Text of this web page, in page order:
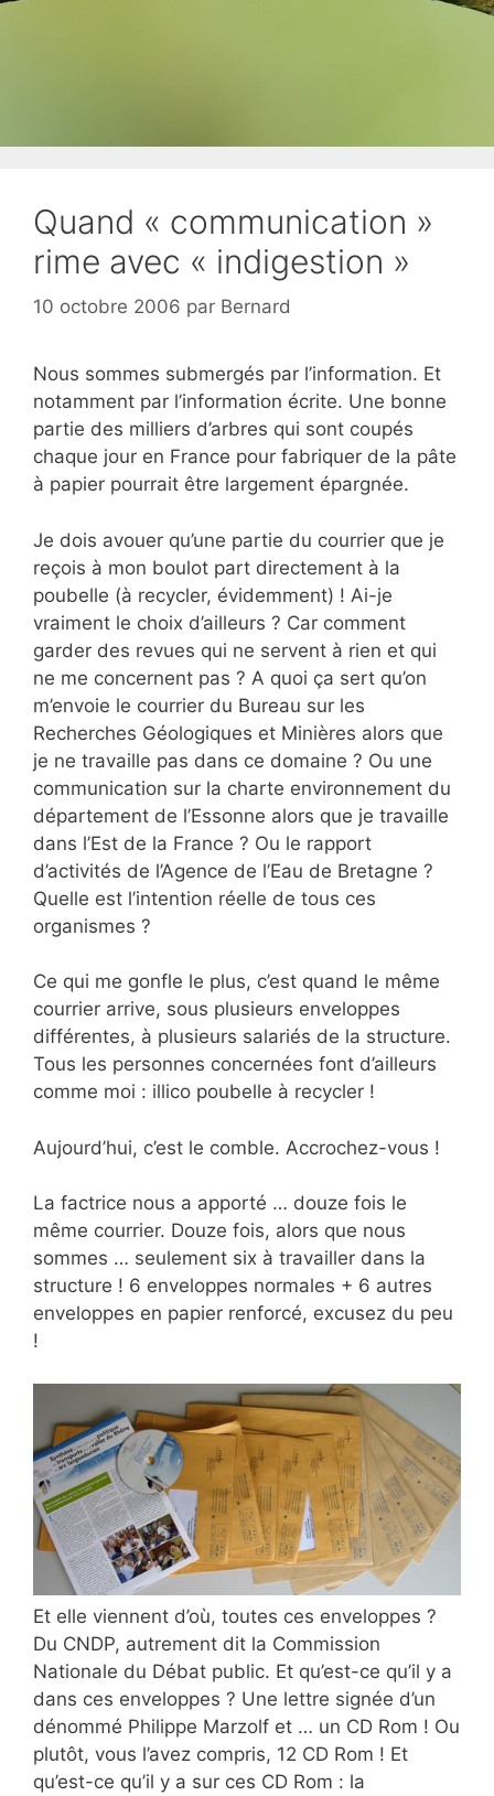
Quand « communication »
rime avec « indigestion »
10 octobre 2006 par Bernard
Nous sommes submergés par l’information. Et
notamment par l’information écrite. Une bonne
partie des milliers d’arbres qui sont coupés
chaque jour en France pour fabriquer de la pâte
à papier pourrait être largement épargnée.
Je dois avouer qu’une partie du courrier que je
reçois à mon boulot part directement à la
poubelle (à recycler, évidemment) ! Ai-je
vraiment le choix d’ailleurs ? Car comment
garder des revues qui ne servent à rien et qui
ne me concernent pas ? A quoi ça sert qu’on
m’envoie le courrier du Bureau sur les
Recherches Géologiques et Minières alors que
je ne travaille pas dans ce domaine ? Ou une
communication sur la charte environnement du
département de l’Essonne alors que je travaille
dans l’Est de la France ? Ou le rapport
d’activités de l’Agence de l’Eau de Bretagne ?
Quelle est l’intention réelle de tous ces
organismes ?
Ce qui me gonfle le plus, c’est quand le même
courrier arrive, sous plusieurs enveloppes
différentes, à plusieurs salariés de la structure.
Tous les personnes concernées font d’ailleurs
comme moi : illico poubelle à recycler !
Aujourd’hui, c’est le comble. Accrochez-vous !
La factrice nous a apporté … douze fois le
même courrier. Douze fois, alors que nous
sommes … seulement six à travailler dans la
structure ! 6 enveloppes normales + 6 autres
enveloppes en papier renforcé, excusez du peu
!
Et elle viennent d’où, toutes ces enveloppes ?
Du CNDP, autrement dit la Commission
Nationale du Débat public. Et qu’est-ce qu’il y a
dans ces enveloppes ? Une lettre signée d’un
dénommé Philippe Marzolf et … un CD Rom ! Ou
plutôt, vous l’avez compris, 12 CD Rom ! Et
qu’est-ce qu’il y a sur ces CD Rom : la